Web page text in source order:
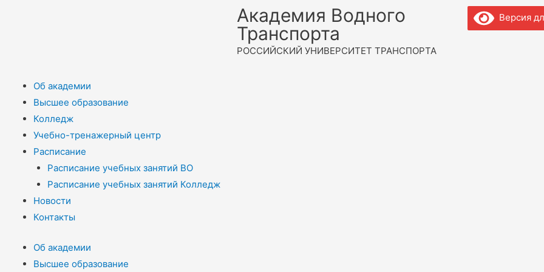
Академия Водного
Транспорта
РОССИЙСКИЙ УНИВЕРСИТЕТ ТРАНСПОРТА
Версия
Об академии
Высшее образование
Колледж
Учебно-тренажерный центр
Расписание
Расписание учебных занятий ВО
Расписание учебных занятий Колледж
Новости
Контакты
Об академии
Высшее образование